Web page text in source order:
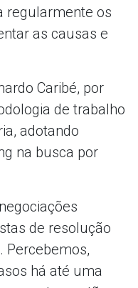
regularmente os
as causas e
Caribé, por
de trabalho
adotando
na busca por
de resolução
Percebemos,
há até uma